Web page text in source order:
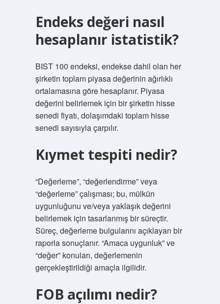
Endeks değeri nasıl
hesaplanır istatistik?
BIST 100 endeksi, endekse dahil olan her
şirketin toplam piyasa değerinin ağırlıklı
ortalamasına göre hesaplanır. Piyasa
değerini belirlemek için bir şirketin hisse
senedi fiyatı, dolaşımdaki toplam hisse
senedi sayısıyla çarpılır.
Kıymet tespiti nedir?
“Değerleme”, “değerlendirme” veya
“değerleme” çalışması; bu, mülkün
uygunluğunu ve/veya yaklaşık değerini
belirlemek için tasarlanmış bir süreçtir.
Süreç, değerleme bulgularını açıklayan bir
raporla sonuçlanır. “Amaca uygunluk” ve
“değer” konuları, değerlemenin
gerçekleştirildiği amaçla ilgilidir.
FOB açılımı nedir?